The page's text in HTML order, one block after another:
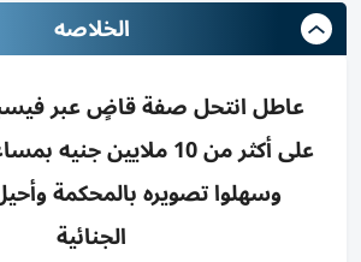
الخلاصه
عاطل انتحل صفة قاضٍ عبر
وسهلوا تصويره بالمحكمة
الجنائية